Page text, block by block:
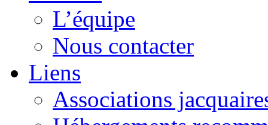
L’équipe
Nous contacter
Liens
Associations